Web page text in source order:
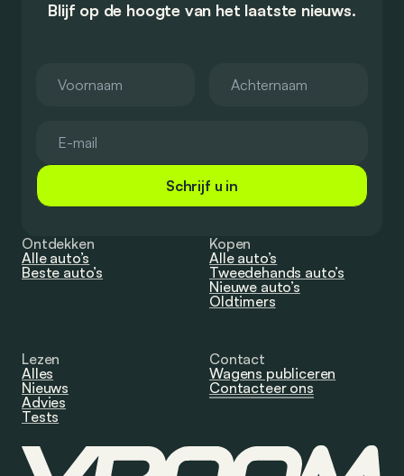
Blijf op de hoogte van het laatste nieuws.
Schrijf u in
Ontdekken
Alle auto’s
Beste auto’s
Kopen
Alle auto’s
Tweedehands auto’s
Nieuwe auto’s
Oldtimers
Lezen
Alles
Nieuws
Advies
Tests
Contact
Wagens publiceren
Contacteer ons